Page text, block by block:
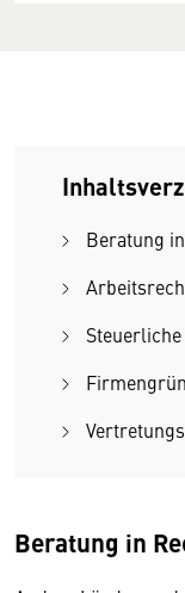
Beratung
Beratung in